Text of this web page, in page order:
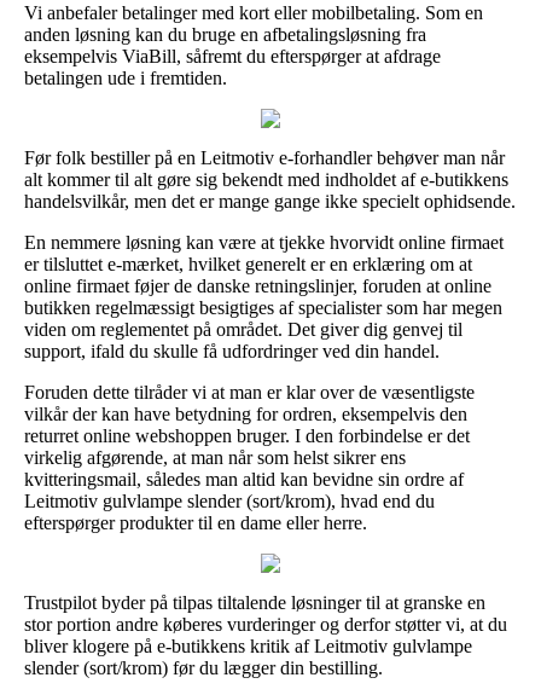
Vi anbefaler betalinger med kort eller mobilbetaling. Som en
anden løsning kan du bruge en afbetalingsløsning fra
eksempelvis ViaBill, såfremt du efterspørger at afdrage
betalingen ude i fremtiden.
Før folk bestiller på en Leitmotiv e-forhandler behøver man når
alt kommer til alt gøre sig bekendt med indholdet af e-butikkens
handelsvilkår, men det er mange gange ikke specielt ophidsende.
En nemmere løsning kan være at tjekke hvorvidt online firmaet
er tilsluttet e-mærket, hvilket generelt er en erklæring om at
online firmaet føjer de danske retningslinjer, foruden at online
butikken regelmæssigt besigtiges af specialister som har megen
viden om reglementet på området. Det giver dig genvej til
support, ifald du skulle få udfordringer ved din handel.
Foruden dette tilråder vi at man er klar over de væsentligste
vilkår der kan have betydning for ordren, eksempelvis den
returret online webshoppen bruger. I den forbindelse er det
virkelig afgørende, at man når som helst sikrer ens
kvitteringsmail, således man altid kan bevidne sin ordre af
Leitmotiv gulvlampe slender (sort/krom), hvad end du
efterspørger produkter til en dame eller herre.
Trustpilot byder på tilpas tiltalende løsninger til at granske en
stor portion andre køberes vurderinger og derfor støtter vi, at du
bliver klogere på e-butikkens kritik af Leitmotiv gulvlampe
slender (sort/krom) før du lægger din bestilling.